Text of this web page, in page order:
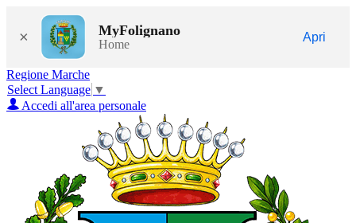
× MyFolignano
Home
Apri
Regione Marche
Select Language ▼
Accedi all'area personale